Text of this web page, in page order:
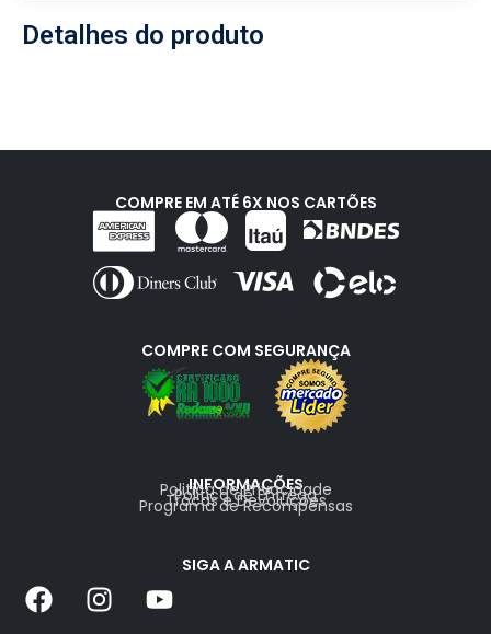
Detalhes do produto
COMPRE EM ATÉ 6X NOS CARTÕES
COMPRE COM SEGURANÇA
INFORMAÇÕES
Politica de Privacidade
Politica de Entrega
Trocas e Devoluções
Programa de Recompensas
SIGA A ARMATIC